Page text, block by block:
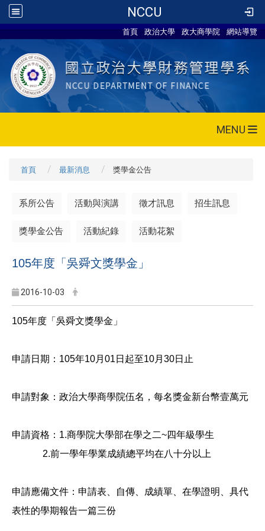
NCCU
首頁 政治大學 政大商學院 網站導覽
MENU
首頁 最新消息 獎學金公告
系所公告 活動與演講 徵才訊息 招生訊息
獎學金公告 活動紀錄 活動花絮
105年度「吳舜文獎學金」
2016-10-03
105年度「吳舜文獎學金」
申請日期：105年10月01日起至10月30日止
申請對象：政治大學商學院伍名，每名獎金新台幣壹萬元
申請資格：1.商學院大學部在學之二~四年級學生
2.前一學年學業成績總平均在八十分以上
申請應備文件：申請表、自傳、成績單、在學證明、具代
表性的學期報告一篇三份